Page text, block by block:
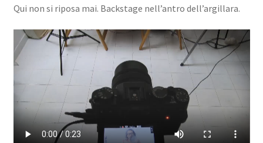
Qui non si riposa mai. Backstage nell’antro dell’argillara.